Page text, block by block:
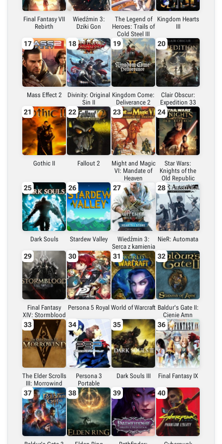
Final Fantasy VII
Rebirth
Wiedźmin 3:
Dziki Gon
The Legend of
Heroes: Trails of
Cold Steel III
Kingdom Hearts
III
17
Mass Effect 2
18
Divinity: Original
Sin II
19
Kingdom Come:
Deliverance 2
20
Clair Obscur:
Expedition 33
21
Gothic II
22
Fallout 2
23
Might and Magic
VI: Mandate of
Heaven
24
Star Wars:
Knights of the
Old Republic
25
Dark Souls
26
Stardew Valley
27
Wiedźmin 3:
Serca z kamienia
28
NieR: Automata
29
Final Fantasy
XIV: Stormblood
30
Persona 5 Royal
31
World of Warcraft
32
Baldur's Gate II:
Cienie Amn
33
The Elder Scrolls
III: Morrowind
34
Persona 3
Portable
35
Dark Souls III
36
Final Fantasy IX
37 38 39 40